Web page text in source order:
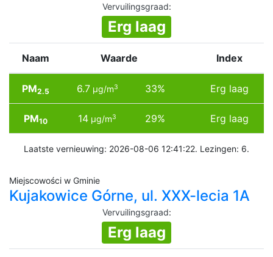
Vervuilingsgraad:
Erg laag
Naam Waarde Index
PM2.5 6.7µg/m3 33% Erg laag
PM10 14 µg/m3 29% Erg laag
Laatste vernieuwing: 2026-08-06 12:41:22. Lezingen: 6.
Miejscowości w Gminie
Kujakowice Górne, ul. XXX-lecia 1A
Vervuilingsgraad:
Erg laag